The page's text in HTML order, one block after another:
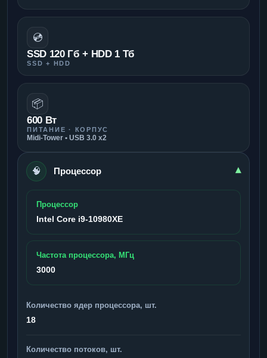
💿
SSD 120 Гб + HDD 1 Тб
SSD + HDD
📦
600 Вт
ПИТАНИЕ · КОРПУС
Midi-Tower • USB 3.0 x2
🧠 Процессор ▾
Процессор
Intel Core i9-10980XE
Частота процессора, МГц
3000
Количество ядер процессора, шт.
18
Количество потоков, шт.